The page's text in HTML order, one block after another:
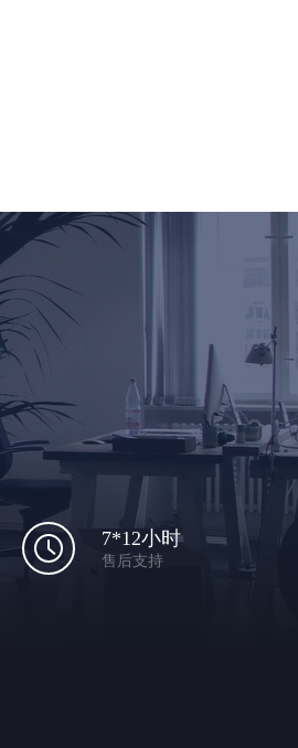
7*12小时
售后支持